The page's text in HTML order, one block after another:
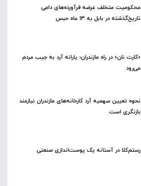
محکومیت متخلف عرضه فرآورده‌های دامی
تاریخ‌گذشته در بابل به ۱۳ ماه حبس
«کارت نان» در راه مازندران؛ یارانه آرد به جیب مردم
می‌رود
نحوه تعیین سهمیه آرد کارخانه‌های مازندران نیازمند
بازنگری است
رستم‌کلا در آستانه یک پوست‌اندازی صنعتی